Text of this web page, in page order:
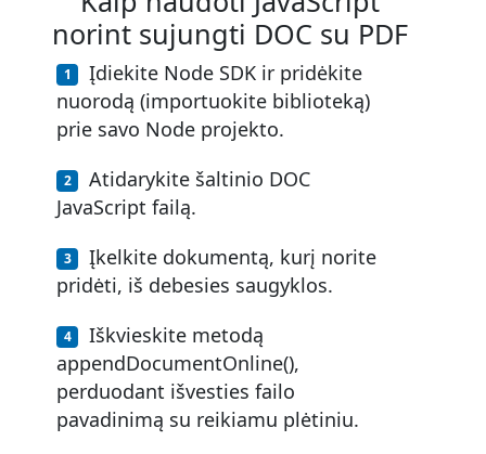
norint sujungti DOC su PDF
Įdiekite Node SDK ir pridėkite
nuorodą (importuokite biblioteką)
prie savo Node projekto.
Atidarykite šaltinio DOC
JavaScript failą.
Įkelkite dokumentą, kurį norite
pridėti, iš debesies saugyklos.
Iškvieskite metodą
appendDocumentOnline(),
perduodant išvesties failo
pavadinimą su reikiamu plėtiniu.